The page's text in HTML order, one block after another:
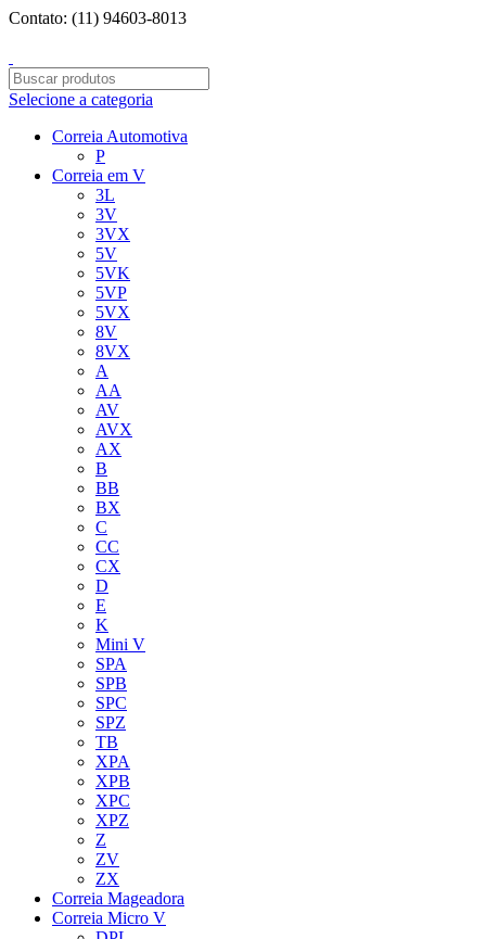
Contato: (11) 94603-8013
Selecione a categoria
Correia Automotiva
P
Correia em V
3L
3V
3VX
5V
5VK
5VP
5VX
8V
8VX
A
AA
AV
AVX
AX
B
BB
BX
C
CC
CX
D
E
K
Mini V
SPA
SPB
SPC
SPZ
TB
XPA
XPB
XPC
XPZ
Z
ZV
ZX
Correia Mageadora
Correia Micro V